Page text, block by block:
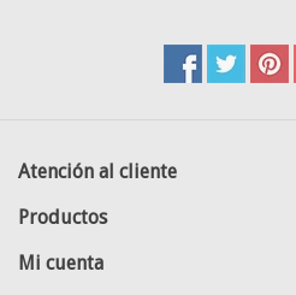
Atención al cliente
Productos
Mi cuenta